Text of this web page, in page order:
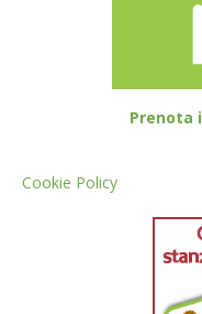
Prenota
Cookie Policy